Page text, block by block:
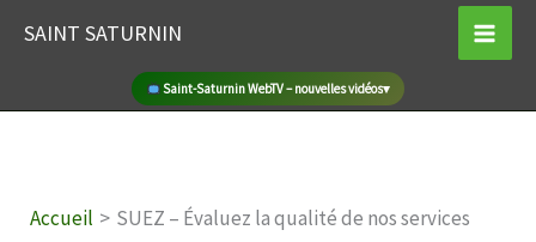
SAINT SATURNIN
Saint-Saturnin WebTV – nouvelles vidéos▾
Accueil SUEZ – Évaluez la qualité de nos services